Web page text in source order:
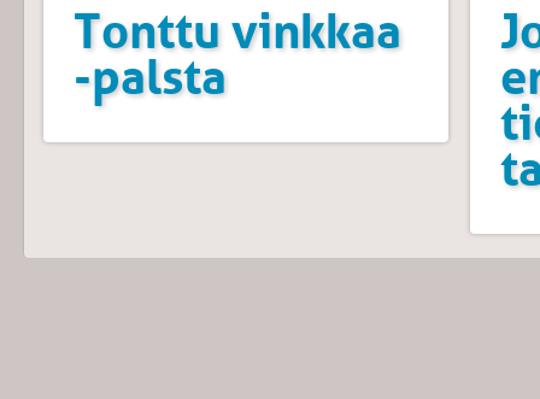
Tonttu vinkkaa
-palsta